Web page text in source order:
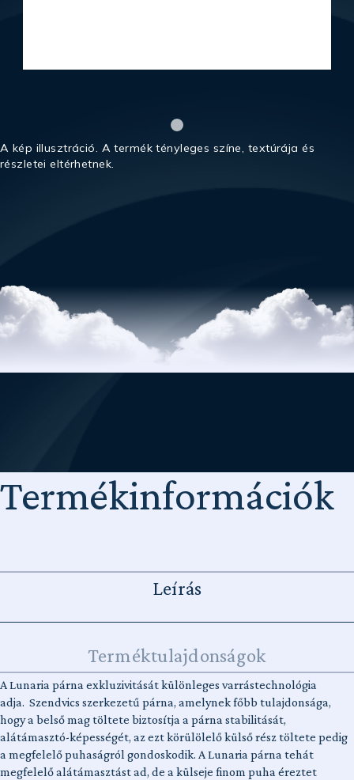
A kép illusztráció. A termék tényleges színe, textúrája és
részletei eltérhetnek.
Termékinformációk
Leírás
Terméktulajdonságok
A Lunaria párna exkluzivitását különleges varrástechnológia
adja. Szendvics szerkezetű párna, amelynek főbb tulajdonsága,
hogy a belső mag töltete biztosítja a párna stabilitását,
alátámasztó-képességét, az ezt körülölelő külső rész töltete pedig
a megfelelő puhaságról gondoskodik. A Lunaria párna tehát
megfelelő alátámasztást ad, de a külseje finom puha éreztet